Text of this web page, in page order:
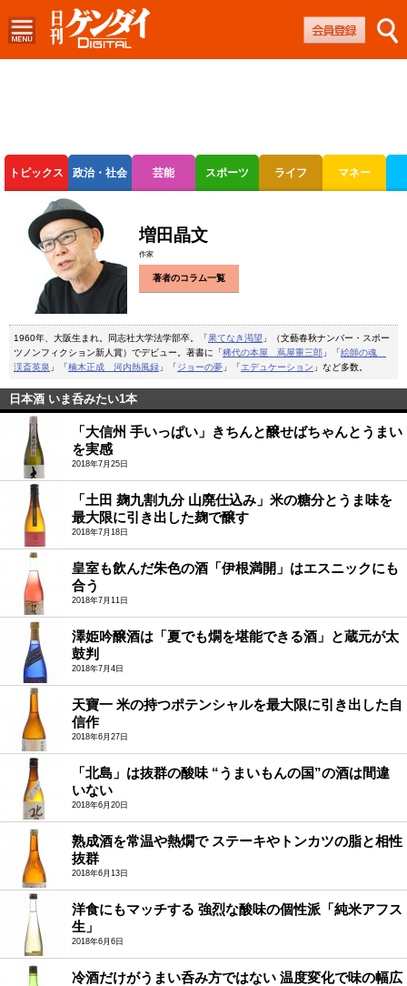
トピックス 政治・社会 芸能 スポーツ ライフ マネー
ボートレース
増田晶文
作家
著者のコラム一覧
1960年、大阪生まれ。同志社大学法学部卒。「果てなき渇望 」（文藝春秋ナンバー・スポー
ツノンフィクション新人賞）でデビュー。著書に「稀代の本屋 蔦屋重三郎 」「絵師の魂
渓斎英泉 」「楠木正成 河内熱風録 」「ジョーの夢 」「エデュケーション 」など多数。
日本酒 いま呑みたい1本
「大信州 手いっぱい」きちんと醸せばちゃんとうまい
を実感
2018年7月25日
「土田 麹九割九分 山廃仕込み」米の糖分とうま味を
最大限に引き出した麹で醸す
2018年7月18日
皇室も飲んだ朱色の酒「伊根満開」はエスニックにも
合う
2018年7月11日
澤姫吟醸酒は「夏でも燗を堪能できる酒」と蔵元が太
鼓判
2018年7月4日
天寶一 米の持つポテンシャルを最大限に引き出した自
信作
2018年6月27日
「北島」は抜群の酸味 “うまいもんの国”の酒は間違
いない
2018年6月20日
熟成酒を常温や熱燗で ステーキやトンカツの脂と相性
抜群
2018年6月13日
洋食にもマッチする 強烈な酸味の個性派「純米アフス
生」
2018年6月6日
冷酒だけがうまい呑み方ではない 温度変化で味の幅広